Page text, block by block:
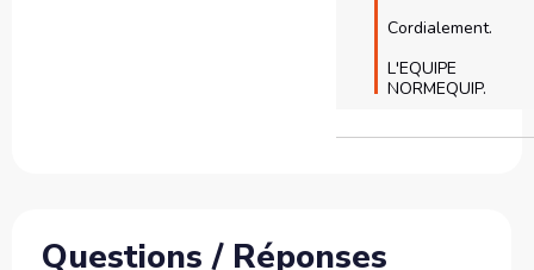
Cordialement.
L'EQUIPE
NORMEQUIP.
Questions / Réponses